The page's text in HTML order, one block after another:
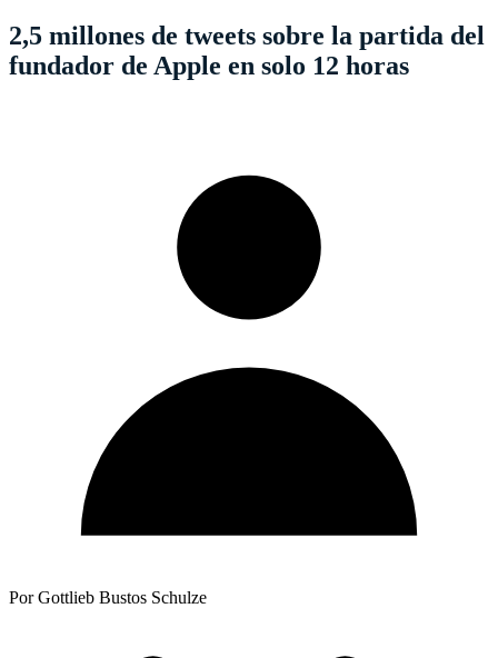
2,5 millones de tweets sobre la partida del
fundador de Apple en solo 12 horas
Por Gottlieb Bustos Schulze